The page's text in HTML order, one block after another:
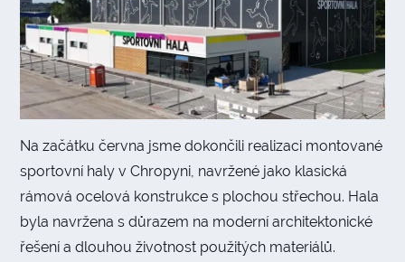
Na začátku června jsme dokončili realizaci montované
sportovní haly v Chropyni, navržené jako klasická
rámová ocelová konstrukce s plochou střechou. Hala
byla navržena s důrazem na moderní architektonické
řešení a dlouhou životnost použitých materiálů.